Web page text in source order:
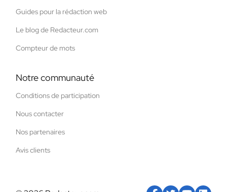
Guides pour la rédaction web
Le blog de Redacteur.com
Compteur de mots
Notre communauté
Conditions de participation
Nous contacter
Nos partenaires
Avis clients